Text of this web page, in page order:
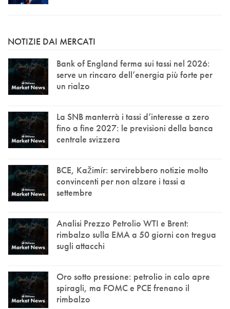
NOTIZIE DAI MERCATI
Bank of England ferma sui tassi nel 2026:
serve un rincaro dell’energia più forte per
un rialzo
La SNB manterrà i tassi d’interesse a zero
fino a fine 2027: le previsioni della banca
centrale svizzera
BCE, Kažimír: servirebbero notizie molto
convincenti per non alzare i tassi a
settembre
Analisi Prezzo Petrolio WTI e Brent:
rimbalzo sulla EMA a 50 giorni con tregua
sugli attacchi
Oro sotto pressione: petrolio in calo apre
spiragli, ma FOMC e PCE frenano il
rimbalzo